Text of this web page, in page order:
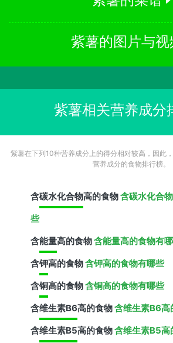
紫薯的图片与视
紫薯相关营养成分
紫薯在下列10种营养成分上的得分相对较高，因此
营养成分的食物排行榜。
含碳水化合物高的食物含碳水化合
些
含能量高的食物含能量高的食物有
含钾高的食物含钾高的食物有哪些
含铜高的食物含铜高的食物有哪些
含维生素B6高的食物含维生素B6高
含维生素B5高的食物含维生素B5高